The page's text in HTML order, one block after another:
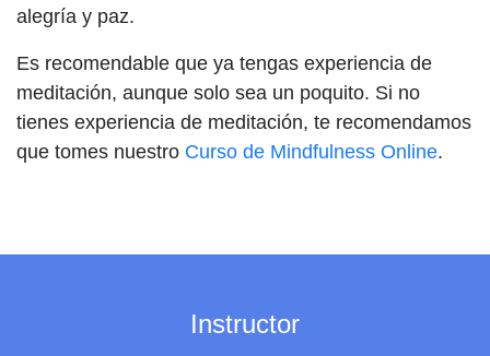
alegría y paz.
Es recomendable que ya tengas experiencia de
meditación, aunque solo sea un poquito. Si no
tienes experiencia de meditación, te recomendamos
que tomes nuestro Curso de Mindfulness Online.
Instructor